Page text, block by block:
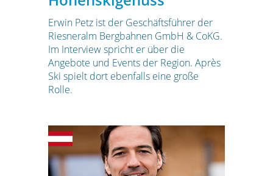
Erwin Petz ist der Geschäftsführer der
Riesneralm Bergbahnen GmbH & CoKG.
Im Interview spricht er über die
Angebote und Events der Region. Après
Ski spielt dort ebenfalls eine große
Rolle.